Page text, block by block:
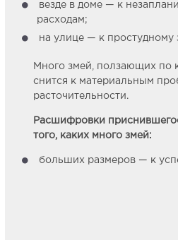
везде в доме — к
расходам;
на улице — к простудному
Много змей, ползающих по
снится к материальным
расточительности.
Расшифровки
того, каких много змей:
больших размеров — к